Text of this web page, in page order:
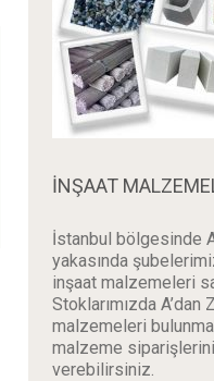
İNŞAAT
İstanbul bölgesinde
yakasında
inşaat malzemeleri
Stoklarımızda A’dan
malzemeleri
malzeme
verebilirsiniz.